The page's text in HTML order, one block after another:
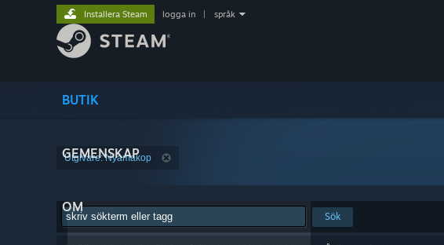
BUTIK
GEMENSKAP
OM
Installera Steam logga in språk
Utgivare: Nyamakop
Sök